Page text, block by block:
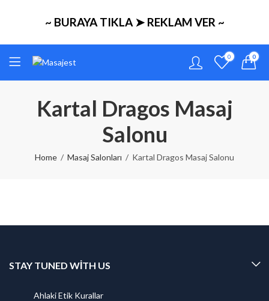
~ BURAYA TIKLA ➤ REKLAM VER ~
0 0
Kartal Dragos Masaj
Salonu
Home Masaj Salonları Kartal Dragos Masaj Salonu
STAY TUNED WITH US
Ahlaki Etik Kurallar